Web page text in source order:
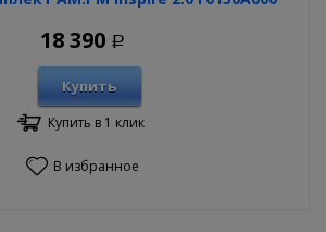
18 390 Р
Купить
Купить в 1 клик
В избранное